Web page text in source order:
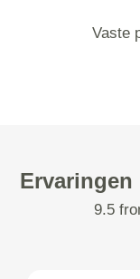
Vaste
Ervaringen
9.5